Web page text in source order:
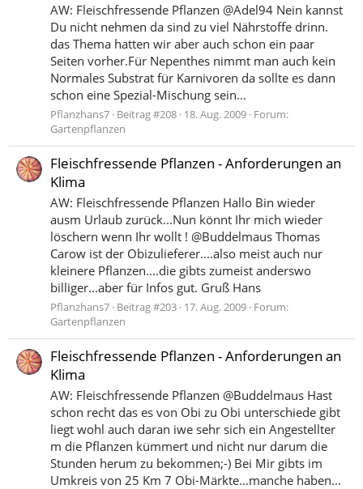
AW: Fleischfressende Pflanzen @Adel94 Nein kannst
Du nicht nehmen da sind zu viel Nährstoffe drinn.
das Thema hatten wir aber auch schon ein paar
Seiten vorher.Für Nepenthes nimmt man auch kein
Normales Substrat für Karnivoren da sollte es dann
schon eine Spezial-Mischung sein...
Pflanzhans7 Beitrag #208 18. Aug. 2009 Forum:
Gartenpflanzen
Fleischfressende Pflanzen - Anforderungen an
Klima
AW: Fleischfressende Pflanzen Hallo Bin wieder
ausm Urlaub zurück...Nun könnt Ihr mich wieder
löschern wenn Ihr wollt ! @Buddelmaus Thomas
Carow ist der Obizulieferer....also meist auch nur
kleinere Pflanzen....die gibts zumeist anderswo
billiger...aber für Infos gut. Gruß Hans
Pflanzhans7 Beitrag #203 17. Aug. 2009 Forum:
Gartenpflanzen
Fleischfressende Pflanzen - Anforderungen an
Klima
AW: Fleischfressende Pflanzen @Buddelmaus Hast
schon recht das es von Obi zu Obi unterschiede gibt
liegt wohl auch daran iwe sehr sich ein Angestellter
m die Pflanzen kümmert und nicht nur darum die
Stunden herum zu bekommen;-) Bei Mir gibts im
Umkreis von 25 Km 7 Obi-Märkte...manche haben...